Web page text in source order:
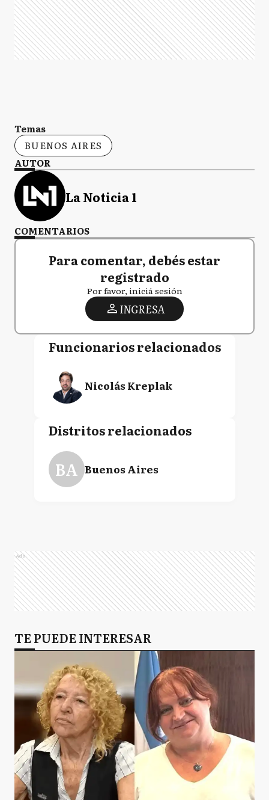
Temas
BUENOS AIRES
AUTOR
La Noticia 1
COMENTARIOS
Para comentar, debés estar
registrado
Por favor, iniciá sesión
INGRESA
Funcionarios relacionados
Nicolás Kreplak
Distritos relacionados
BA Buenos Aires
Ads
TE PUEDE INTERESAR